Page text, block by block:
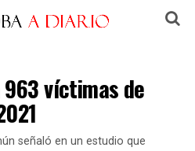
víctimas de
señaló en un estudio que